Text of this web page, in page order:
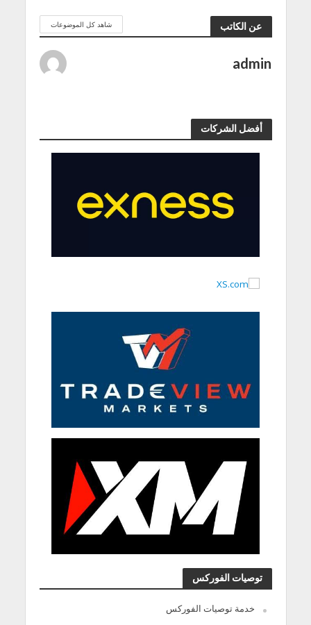
عن الكاتب شاهد كل الموضوعات
admin
أفضل الشركات
توصيات الفوركس
خدمة توصيات الفوركس